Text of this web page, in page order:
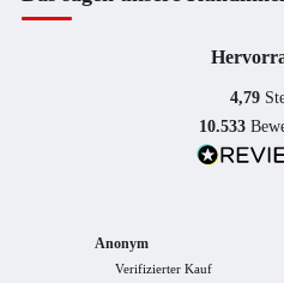
4,79
10.533
Anonym
Verifizierter Kauf